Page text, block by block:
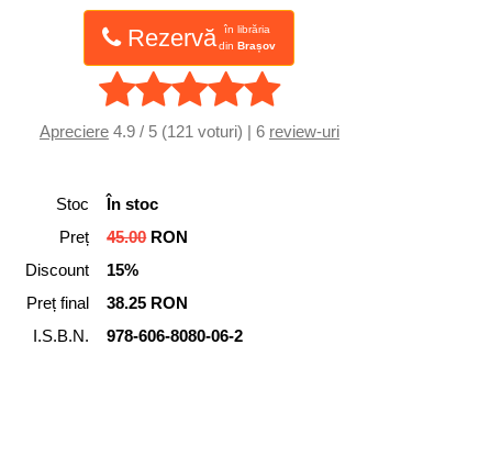
Rezervă
în librăria
dinBrașov
Apreciere4.9 / 5 (121 voturi) | 6 review-uri
Stoc
În stoc
Preț
45.00RON
Discount
15%
Preț final
38.25 RON
I.S.B.N.
978-606-8080-06-2